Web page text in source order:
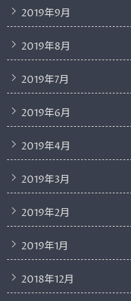
2019年9月
2019年8月
2019年7月
2019年6月
2019年4月
2019年3月
2019年2月
2019年1月
2018年12月